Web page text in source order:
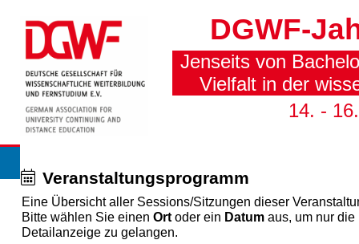
DGWF-
Jenseits von
Vielfalt in der
14. -
Veranstaltungsprogramm
Eine Übersicht aller Sessions/Sitzungen dieser
Bitte wählen Sie einen Ortoder ein Datumaus, um nur die
Detailanzeige zu gelangen.